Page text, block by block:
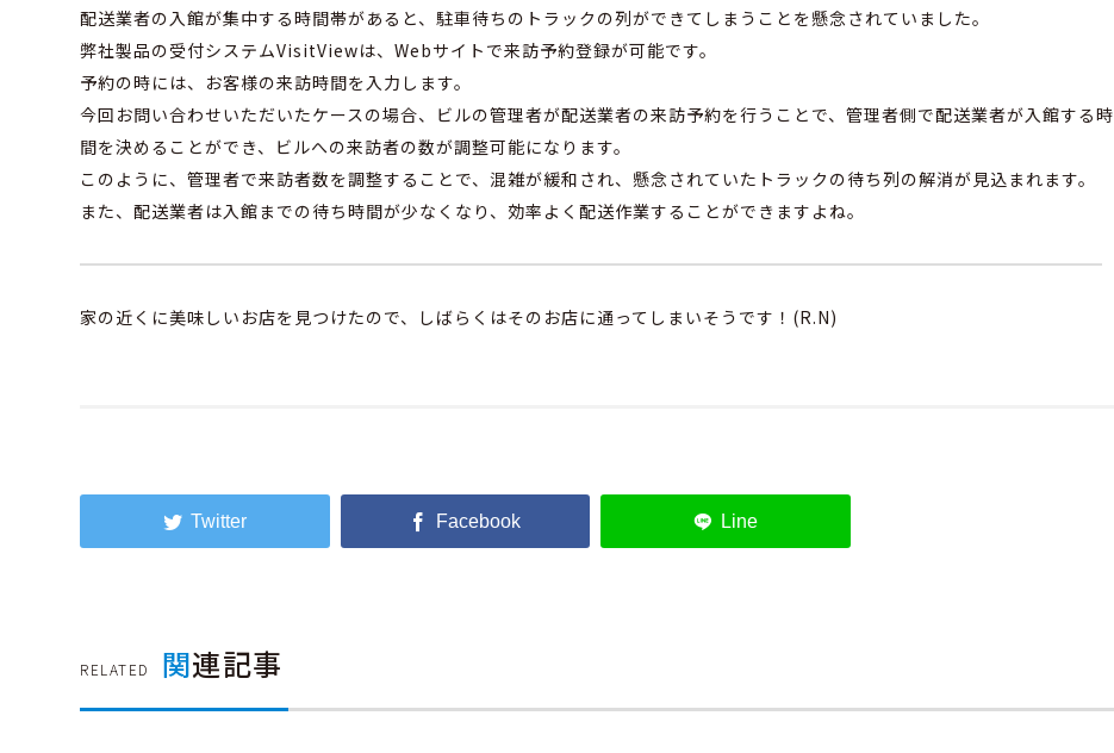
配送業者の入館が集中する時間帯があると、駐車待ちのトラックの列ができてしまうことを懸念されていました。
弊社製品の受付システムVisitViewは、Webサイトで来訪予約登録が可能です。
予約の時には、お客様の来訪時間を入力します。
今回お問い合わせいただいたケースの場合、ビルの管理者が配送業者の来訪予約を行うことで、管理者側で配送業者が入館する時
間を決めることができ、ビルへの来訪者の数が調整可能になります。
このように、管理者で来訪者数を調整することで、混雑が緩和され、懸念されていたトラックの待ち列の解消が見込まれます。
また、配送業者は入館までの待ち時間が少なくなり、効率よく配送作業することができますよね。
家の近くに美味しいお店を見つけたので、しばらくはそのお店に通ってしまいそうです！(R.N)
RELATED 関連記事